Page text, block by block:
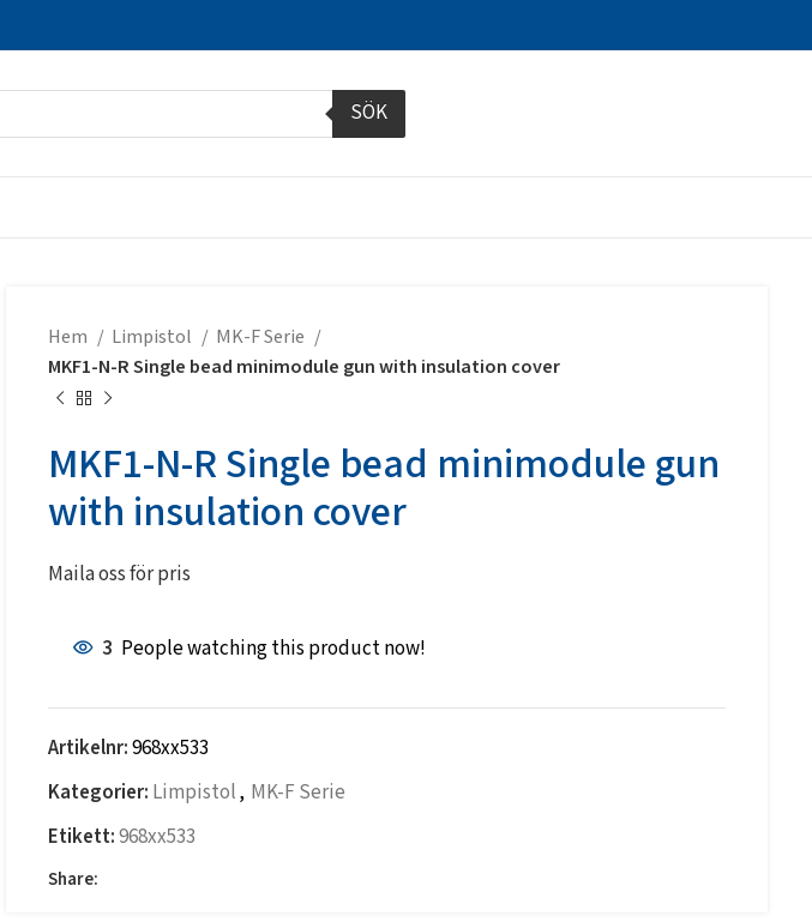
SÖK
Hem Limpistol
MK-F Serie
MKF1-N-R Single bead minimodule gun with insulation cover
MKF1-N-R Single bead minimodule gun
with insulation cover
Maila oss för pris
3 People watching this product now!
Artikelnr:968xx533
Kategorier: Limpistol, MK-F Serie
Etikett:968xx533
Share: